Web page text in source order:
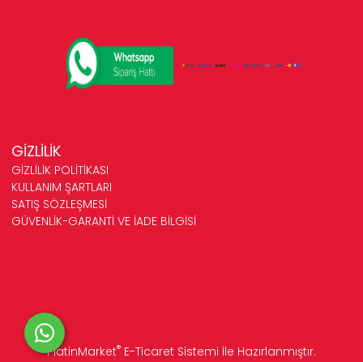
GİZLİLİK
GİZLİLİK POLİTİKASI
KULLANIM ŞARTLARI
SATIŞ SÖZLEŞMESİ
GÜVENLİK-GARANTİ VE İADE BİLGİSİ
PlatinMarket® E-Ticaret Sistemi İle Hazırlanmıştır.